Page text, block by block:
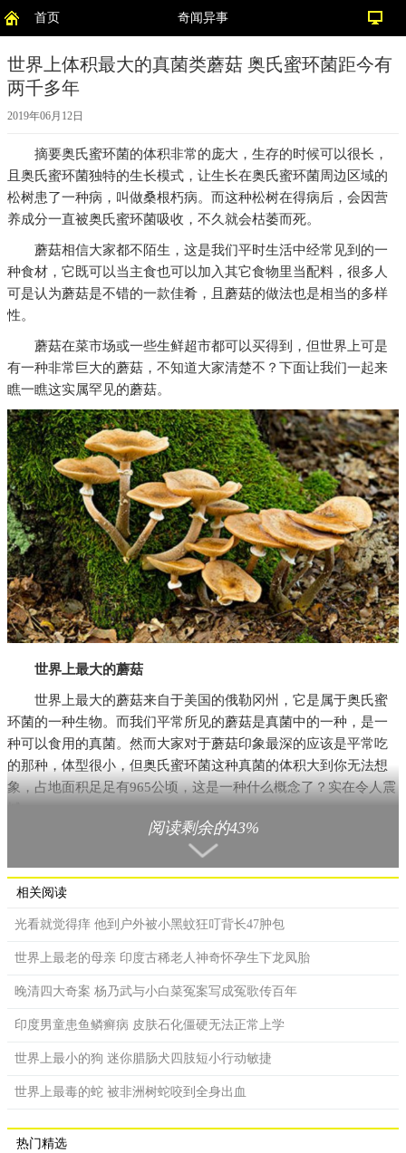
首页 奇闻异事
世界上体积最大的真菌类蘑菇 奥氏蜜环菌距今有
两千多年
2019年06月12日
摘要奥氏蜜环菌的体积非常的庞大，生存的时候可以很长，
且奥氏蜜环菌独特的生长模式，让生长在奥氏蜜环菌周边区域的
松树患了一种病，叫做桑根朽病。而这种松树在得病后，会因营
养成分一直被奥氏蜜环菌吸收，不久就会枯萎而死。
蘑菇相信大家都不陌生，这是我们平时生活中经常见到的一
种食材，它既可以当主食也可以加入其它食物里当配料，很多人
可是认为蘑菇是不错的一款佳肴，且蘑菇的做法也是相当的多样
性。
蘑菇在菜市场或一些生鲜超市都可以买得到，但世界上可是
有一种非常巨大的蘑菇，不知道大家清楚不？下面让我们一起来
瞧一瞧这实属罕见的蘑菇。
世界上最大的蘑菇
世界上最大的蘑菇来自于美国的俄勒冈州，它是属于奥氏蜜
环菌的一种生物。而我们平常所见的蘑菇是真菌中的一种，是一
种可以食用的真菌。然而大家对于蘑菇印象最深的应该是平常吃
的那种，体型很小，但奥氏蜜环菌这种真菌的体积大到你无法想
象，占地面积足足有965公顷，这是一种什么概念了？实在令人震
奥氏蜜环菌是在一次科学考察的时候意外发现的，它的体积
相当的庞大，可以说面积相当于1665个足球场那么大。这时你应
该可以想象出奥氏蜜环菌到底有多大了。早前人类发现的最大生
常长的，科学家们按照生物正常的生长速度来看，这种真菌至少
猜测，奥氏蜜环菌的年龄大约在八千六百多岁。
阅读剩余的43%
相关阅读
光看就觉得痒 他到户外被小黑蚊狂叮背长47肿包
世界上最老的母亲 印度古稀老人神奇怀孕生下龙凤胎
晚清四大奇案 杨乃武与小白菜冤案写成冤歌传百年
印度男童患鱼鳞癣病 皮肤石化僵硬无法正常上学
世界上最小的狗 迷你腊肠犬四肢短小行动敏捷
世界上最毒的蛇 被非洲树蛇咬到全身出血
热门精选